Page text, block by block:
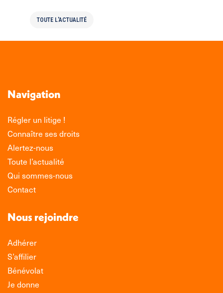
TOUTE L'ACTUALITÉ
Navigation
Régler un litige !
Connaître ses droits
Alertez-nous
Toute l’actualité
Qui sommes-nous
Contact
Nous rejoindre
Adhérer
S’affilier
Bénévolat
Je donne